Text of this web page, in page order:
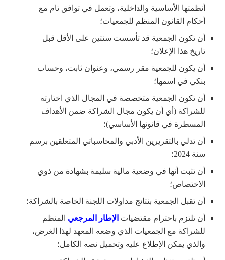
أنظمتها الأساسية والداخلية، وتعمل في توافق تام مع
أحكام القانون المنظم للجمعيات؛
أن تكون الجمعية قد تأسست سنتين على الأقل قبل
تاريخ هذا الإعلان؛
أن يكون للجمعية مقر رسمي، وعنوان ثابت، وحساب
بنكي في اسمها؛
أن تكون الجمعية متخصصة في المجال الذي اختارته
للشراكة (أي أن يكون مجال الشراكة ضمن الأهداف
المسطرة في قانونها الأساسي)؛
أن تدلي بالتقريرين الأدبي والمحاسباتي المتعلقين برسم
سنة 2024؛
أن تثبت أنها في وضعية مالية سليمة بشهادة من ذوي
الاختصاص؛
أن تقبل الجمعية بنتائج مداولات اللجنة الخاصة بالشراكة؛
أن تلتزم باحترام مقتضيات الإطار المرجعي المنظم
للشراكة مع الجمعيات الذي وضعه المعهد لهذا الغرض،
والذي يمكن الإطلاع عليه وتحميل نصه الكامل؛